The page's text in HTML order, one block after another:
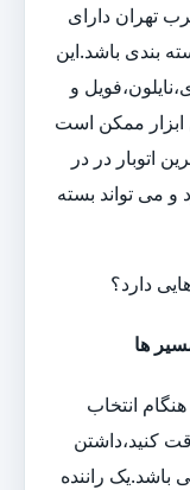
تهران دارای
بندی باشد.این
و
ابزار ممکن است
اتوبار در در
و می تواند بسته
دارد؟
ها
انتخاب
کنید،داشتن
باشد.یک راننده